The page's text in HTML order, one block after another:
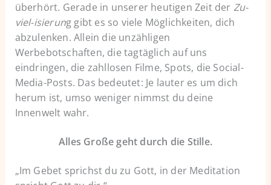
überhört. Gerade in unserer heutigen Zeit der Zu-
viel-isierung gibt es so viele Möglichkeiten, dich
abzulenken. Allein die unzähligen
Werbebotschaften, die tagtäglich auf uns
eindringen, die zahllosen Filme, Spots, die Social-
Media-Posts. Das bedeutet: Je lauter es um dich
herum ist, umso weniger nimmst du deine
Innenwelt wahr.
Alles Große geht durch die Stille.
„Im Gebet sprichst du zu Gott, in der Meditation